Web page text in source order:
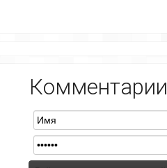
Комментарии